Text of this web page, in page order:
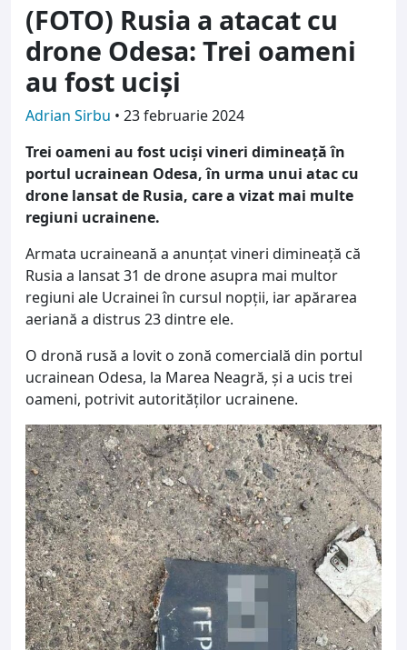
(FOTO) Rusia a atacat cu
drone Odesa: Trei oameni
au fost uciși
Adrian Sirbu • 23 februarie 2024
Trei oameni au fost uciși vineri dimineață în
portul ucrainean Odesa, în urma unui atac cu
drone lansat de Rusia, care a vizat mai multe
regiuni ucrainene.
Armata ucraineană a anunțat vineri dimineață că
Rusia a lansat 31 de drone asupra mai multor
regiuni ale Ucrainei în cursul nopții, iar apărarea
aeriană a distrus 23 dintre ele.
O dronă rusă a lovit o zonă comercială din portul
ucrainean Odesa, la Marea Neagră, și a ucis trei
oameni, potrivit autorităților ucrainene.